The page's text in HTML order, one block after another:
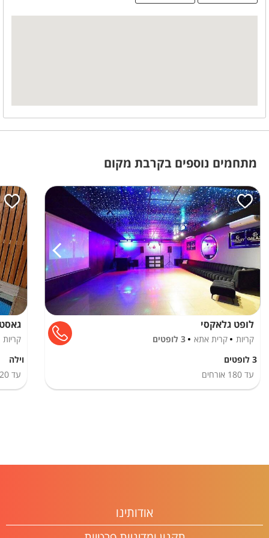
כיבוד קל
דיג'י
צלם מגנטים
מידע כללי
שולחן סנוקר
מתחמים נוספים בקרבת מקום
לופט גלאקסי
קריות קרית אתא
3 לופטים
3 לופטים
עד 180 אורחים
קריות
וילה
עד 20
אודותינו